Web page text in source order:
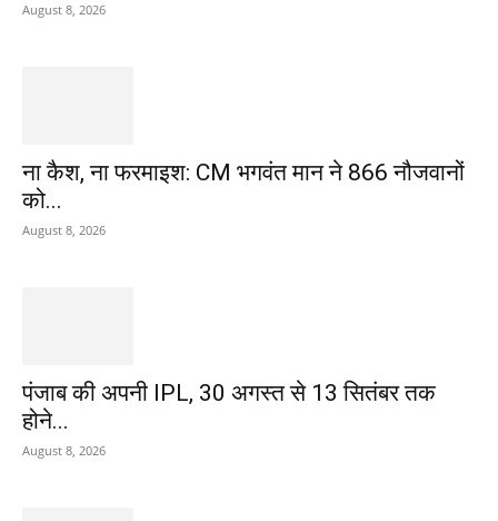
August 8, 2026
ना कैश, ना फरमाइश: CM भगवंत मान ने 866 नौजवानों
को...
August 8, 2026
पंजाब की अपनी IPL, 30 अगस्त से 13 सितंबर तक
होने...
August 8, 2026